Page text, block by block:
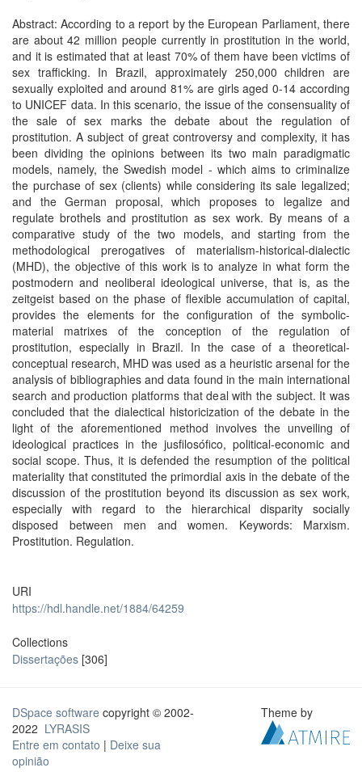
Abstract: According to a report by the European Parliament, there
are about 42 million people currently in prostitution in the world,
and it is estimated that at least 70% of them have been victims of
sex trafficking. In Brazil, approximately 250,000 children are
sexually exploited and around 81% are girls aged 0-14 according
to UNICEF data. In this scenario, the issue of the consensuality of
the sale of sex marks the debate about the regulation of
prostitution. A subject of great controversy and complexity, it has
been dividing the opinions between its two main paradigmatic
models, namely, the Swedish model - which aims to criminalize
the purchase of sex (clients) while considering its sale legalized;
and the German proposal, which proposes to legalize and
regulate brothels and prostitution as sex work. By means of a
comparative study of the two models, and starting from the
methodological prerogatives of materialism-historical-dialectic
(MHD), the objective of this work is to analyze in what form the
postmodern and neoliberal ideological universe, that is, as the
zeitgeist based on the phase of flexible accumulation of capital,
provides the elements for the configuration of the symbolic-
material matrixes of the conception of the regulation of
prostitution, especially in Brazil. In the case of a theoretical-
conceptual research, MHD was used as a heuristic arsenal for the
analysis of bibliographies and data found in the main international
search and production platforms that deal with the subject. It was
concluded that the dialectical historicization of the debate in the
light of the aforementioned method involves the unveiling of
ideological practices in the jusfilosófico, political-economic and
social scope. Thus, it is defended the resumption of the political
materiality that constituted the primordial axis in the debate of the
discussion of the prostitution beyond its discussion as sex work,
especially with regard to the hierarchical disparity socially
disposed between men and women. Keywords: Marxism.
Prostitution. Regulation.
URI
https://hdl.handle.net/1884/64259
Collections
Dissertações [306]
DSpace software copyright © 2002-
2022 LYRASIS
Entre em contato | Deixe sua
opinião
Theme by